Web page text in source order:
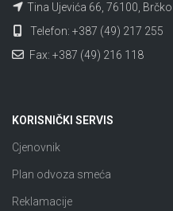
Tina Ujevića 66, 76100, Brčko
Telefon: +387 (49) 217 255
Fax: +387 (49) 216 118
KORISNIČKI SERVIS
Cjenovnik
Plan odvoza smeća
Reklamacije